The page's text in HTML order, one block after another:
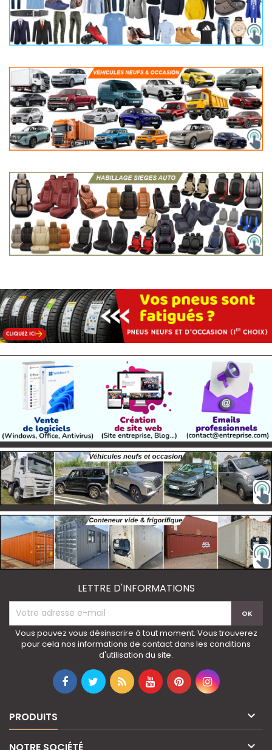
LETTRE D'INFORMATIONS
Vous pouvez vous désinscrire à tout moment. Vous trouverez
pour cela nos informations de contact dans les conditions
d'utilisation du site.
PRODUITS 
NOTRE SOCIÉTÉ 